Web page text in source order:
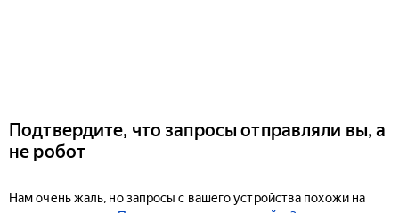
Подтвердите, что запросы отправляли вы, а
не робот
Нам очень жаль, но запросы с вашего устройства похожи на